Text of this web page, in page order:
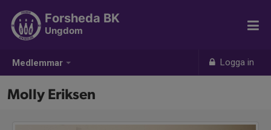
Medlemmar Logga in
Forsheda BK
Ungdom
Molly Eriksen